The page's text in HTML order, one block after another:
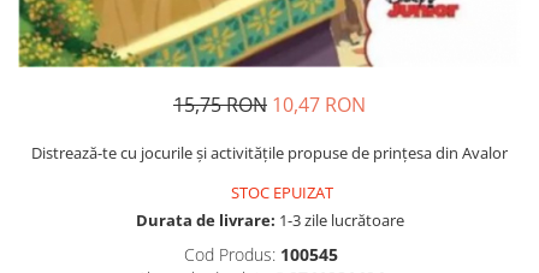
15,75 RON 10,47 RON
Distrează-te cu jocurile și activitățile propuse de prințesa din Avalor
STOC EPUIZAT
Durata de livrare: 1-3 zile lucrătoare
Cod Produs: 100545